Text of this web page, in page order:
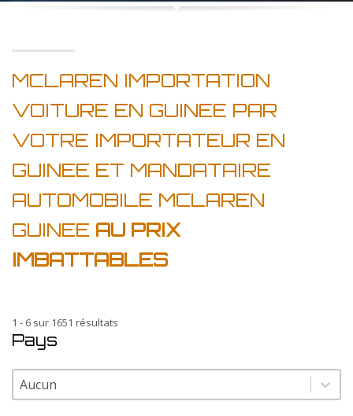
MCLAREN IMPORTATION
VOITURE EN GUINEE PAR
VOTRE IMPORTATEUR EN
GUINEE ET MANDATAIRE
AUTOMOBILE MCLAREN
GUINEE AU PRIX
IMBATTABLES
1 - 6 sur 1651 résultats
Pays
Pays
Pays